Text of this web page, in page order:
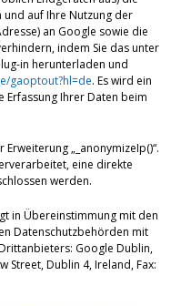
auf Ihre Nutzung der
an Google sowie die
indem Sie das unter
in herunterladen und
gaoptout?hl=de. Es wird ein
Erfassung Ihrer Daten beim
„_anonymizeIp()“.
eine direkte
werden.
in Übereinstimmung mit den
Datenschutzbehörden mit
Google Dublin,
Street, Dublin 4, Ireland, Fax: